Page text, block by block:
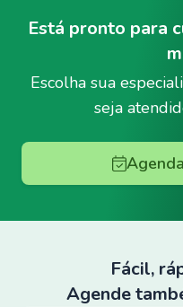
Está pronto para
Escolha sua
seja
Fácil,
Agende